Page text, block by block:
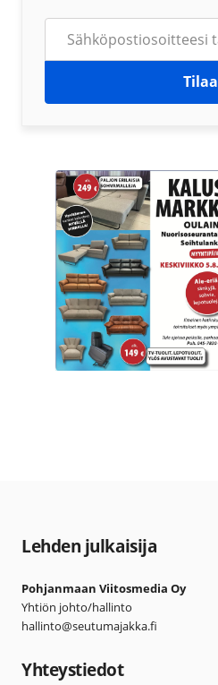
Tilaa
Lehden julkaisija
Pohjanmaan Viitosmedia Oy
Yhtiön johto/hallinto
hallinto@seutumajakka.fi
Yhteystiedot